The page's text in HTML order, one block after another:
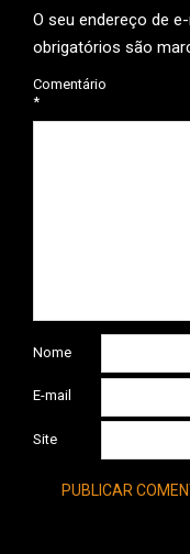
O seu endereço de
obrigatórios são
Comentário
*
Nome
E-mail
Site